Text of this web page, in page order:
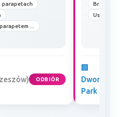
parapetach
...
ODBIÓR
Brak linii
🏢
Dworzysko
Park